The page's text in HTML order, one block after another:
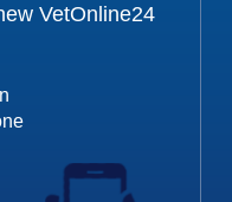
VetOnline24